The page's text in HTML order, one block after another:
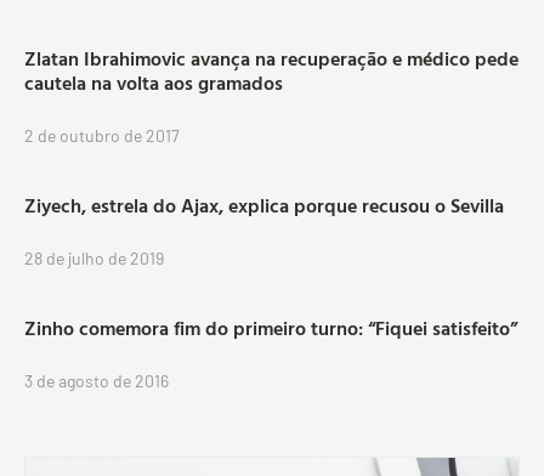
Zlatan Ibrahimovic avança na recuperação e médico pede
cautela na volta aos gramados
2 de outubro de 2017
Ziyech, estrela do Ajax, explica porque recusou o Sevilla
28 de julho de 2019
Zinho comemora fim do primeiro turno: “Fiquei satisfeito”
3 de agosto de 2016